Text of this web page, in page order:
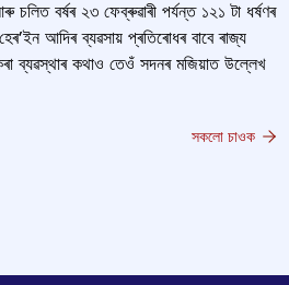
বৰ্ষৰ ২৩ ফেব্ৰুৱাৰী পৰ্যন্ত ১২১ টা ধৰ্ষণৰ
আদিৰ ব্যৱসায় প্ৰতিৰোধৰ বাবে ৰাজ্য
ব্যৱস্থাৰ কথাও তেওঁ সদনৰ মজিয়াত উল্লেখ
সকলো চাওক